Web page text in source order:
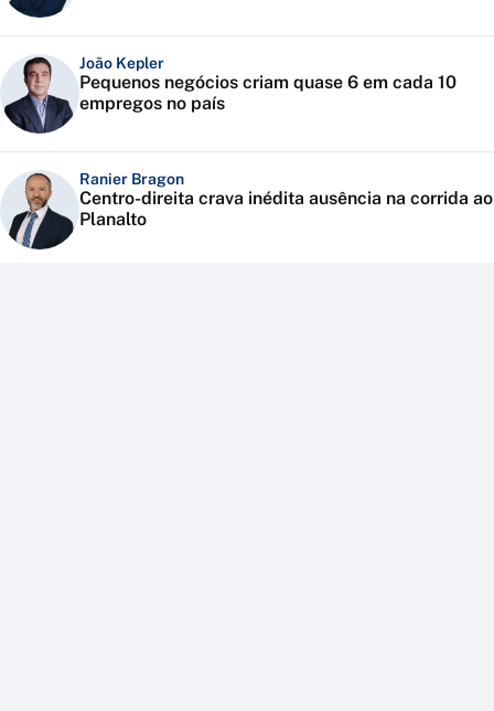
João Kepler
Pequenos negócios criam quase 6 em cada 10
empregos no país
Ranier Bragon
Centro-direita crava inédita ausência na corrida ao
Planalto